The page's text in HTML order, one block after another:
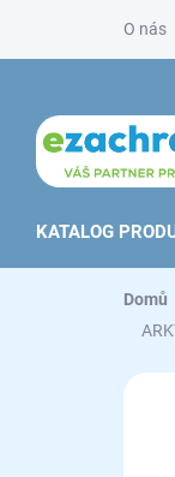
obsah
O nás
KATALOG
Domů